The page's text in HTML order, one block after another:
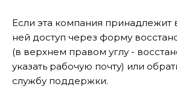
Если эта компания принадлежит
ней доступ через форму
(в верхнем правом углу -
указать рабочую почту) или
службу поддержки.